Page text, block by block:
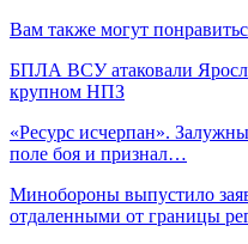
Вам также могут
БПЛА ВСУ атаковали
крупном НПЗ
«Ресурс исчерпан».
поле боя и признал…
Минобороны выпустило
отдаленными от границы